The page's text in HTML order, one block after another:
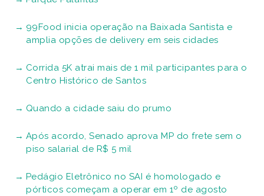
99Food inicia operação na Baixada Santista e
amplia opções de delivery em seis cidades
Corrida 5K atrai mais de 1 mil participantes para o
Centro Histórico de Santos
Quando a cidade saiu do prumo
Após acordo, Senado aprova MP do frete sem o
piso salarial de R$ 5 mil
Pedágio Eletrônico no SAI é homologado e
pórticos começam a operar em 1º de agosto